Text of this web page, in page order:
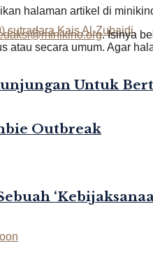
Untuk
halaman artikel di
. Isinya
atau secara umum. Agar
Outbreak